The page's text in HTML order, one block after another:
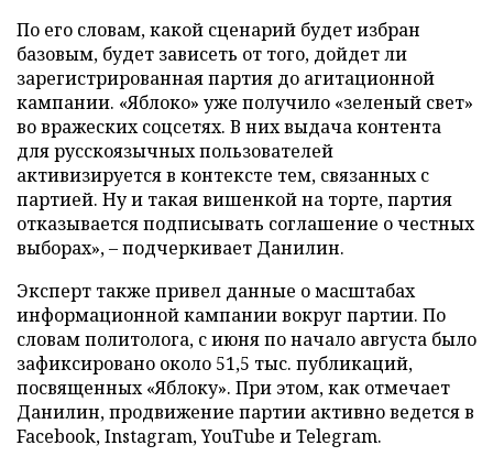
По его словам, какой сценарий будет избран
базовым, будет зависеть от того, дойдет ли
зарегистрированная партия до агитационной
кампании. «Яблоко» уже получило «зеленый свет»
во вражеских соцсетях. В них выдача контента
для русскоязычных пользователей
активизируется в контексте тем, связанных с
партией. Ну и такая вишенкой на торте, партия
отказывается подписывать соглашение о честных
выборах», – подчеркивает Данилин.
Эксперт также привел данные о масштабах
информационной кампании вокруг партии. По
словам политолога, с июня по начало августа было
зафиксировано около 51,5 тыс. публикаций,
посвященных «Яблоку». При этом, как отмечает
Данилин, продвижение партии активно ведется в
Facebook, Instagram, YouTube и Telegram.